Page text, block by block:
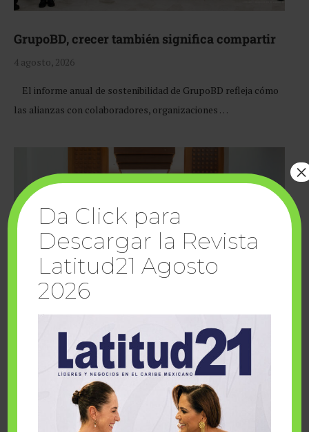
GrupoBD, crecer también significa compartir
4 agosto, 2026
El informe anual de sostenibilidad de GrupoBD refleja cómo
las alianzas con colaboradores, organizaciones …
Cuando la solidaridad inspira; cumplen
sueños Fairmont Mayakoba y Make-A-Wish
Da Click para
Descargar la Revista
Latitud21 Agosto
2026
×